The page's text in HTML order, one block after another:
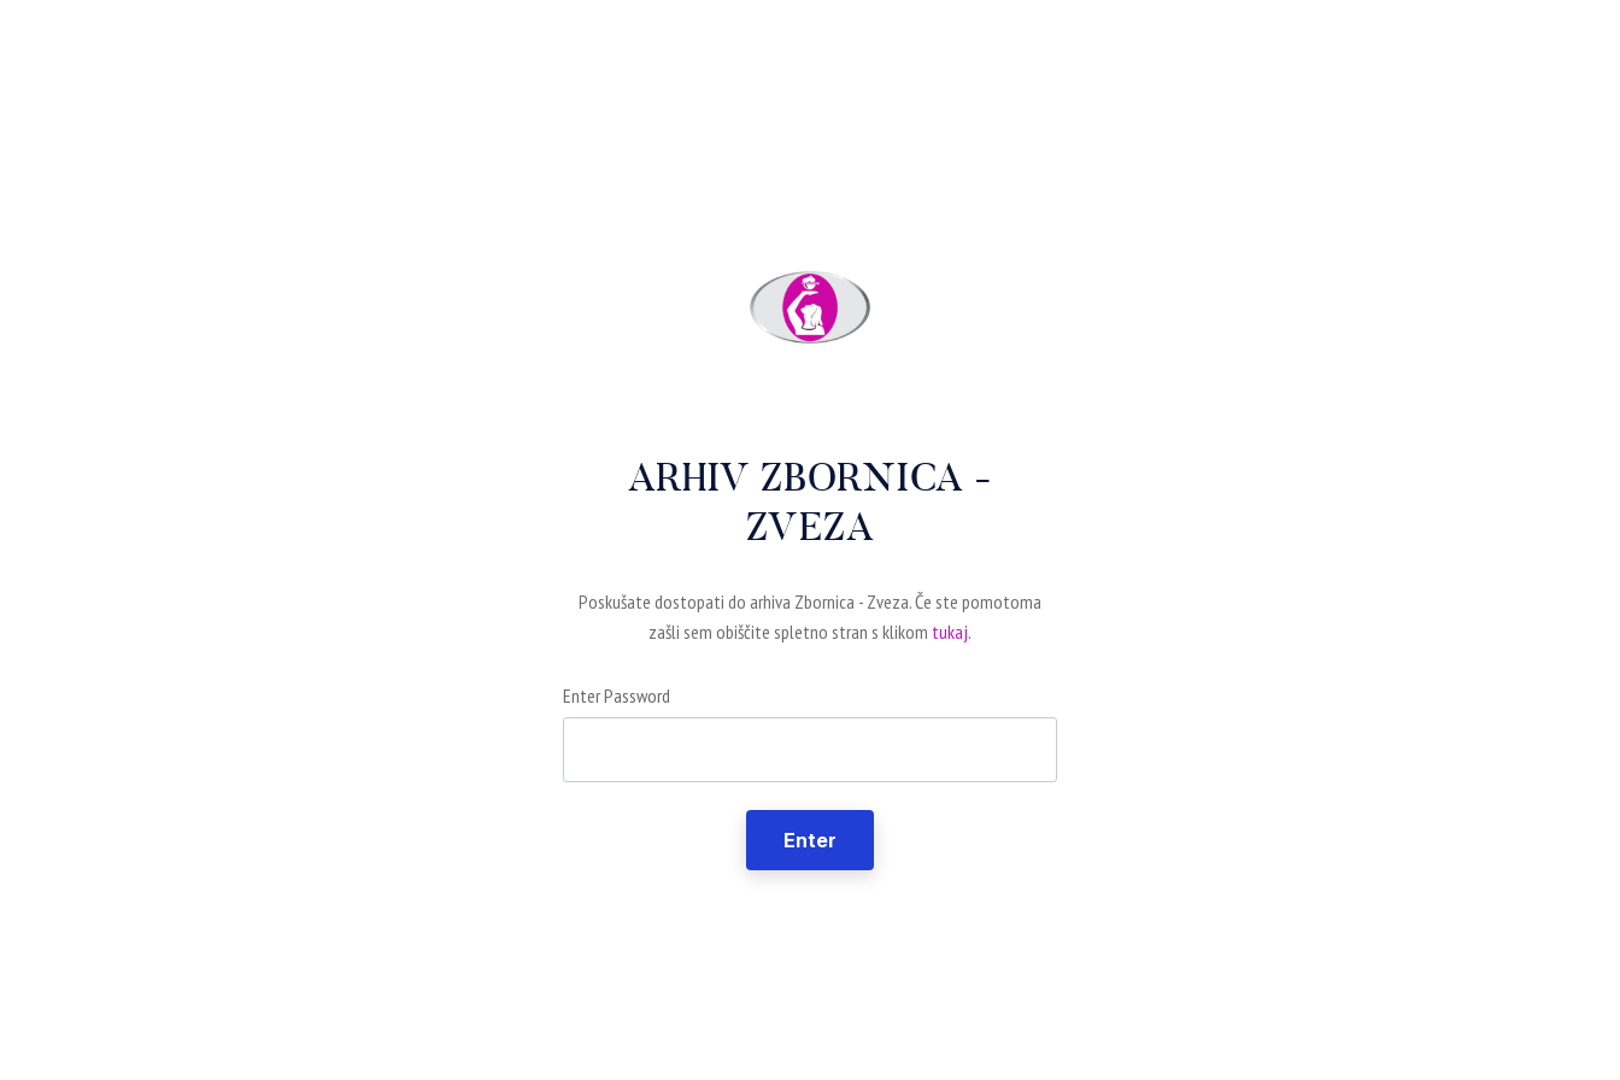
ARHIV ZBORNICA -
ZVEZA
Poskušate dostopati do arhiva Zbornica - Zveza. Če ste pomotoma
zašli sem obiščite spletno stran s klikom tukaj.
Enter Password
Enter